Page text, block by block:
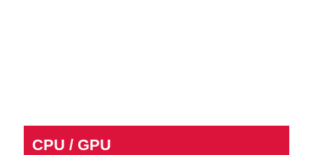
CPU / GPU